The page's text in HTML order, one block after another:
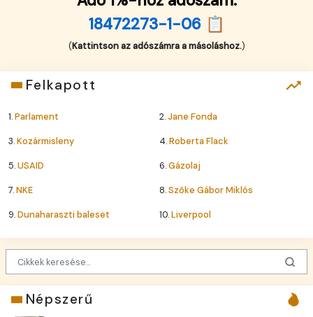
18472273-1-06 📋
(Kattintson az adószámra a másoláshoz.)
Felkapott
1.Parlament 2.Jane Fonda
3.Kozármisleny 4.Roberta Flack
5.USAID 6.Gázolaj
7.NKE 8.Szőke Gábor Miklós
9.Dunaharaszti baleset 10.Liverpool
Népszerű